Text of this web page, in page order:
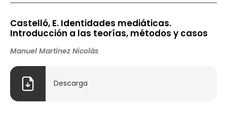
Castelló, E. Identidades mediáticas.
Introducción a las teorías, métodos y casos
Manuel Martínez Nicolás
Descarga